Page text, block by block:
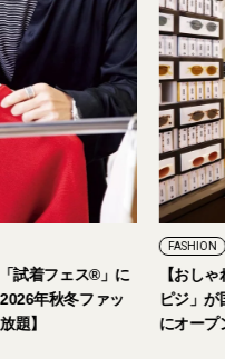
2026年9月5日・6日開催。「
読者の皆さまをご招待。【
ション＆美容アイテム試し放